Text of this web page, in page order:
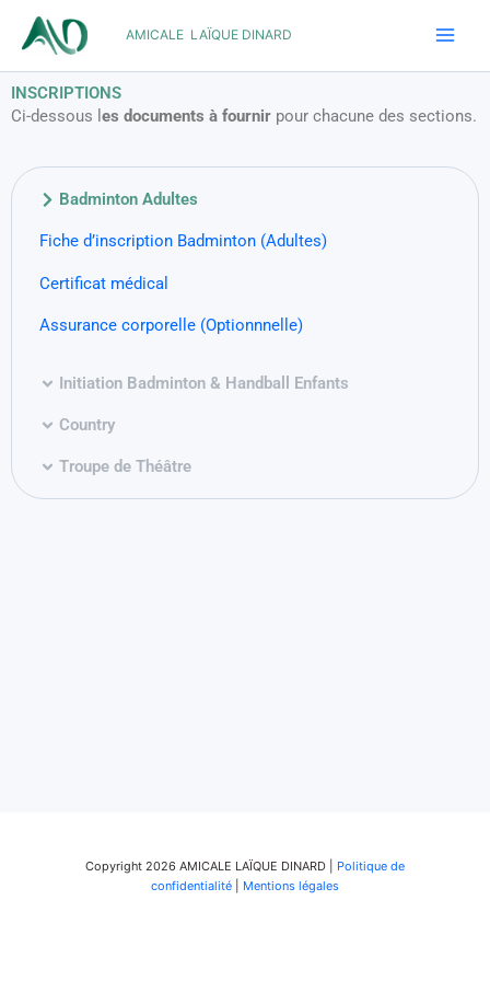
AMICALE LAÏQUE DINARD
INSCRIPTIONS
Ci-dessous l es documents à fournir pour chacune des sections.
Badminton Adultes
Fiche d’inscription Badminton (Adultes)
Certificat médical
Assurance corporelle (Optionnnelle)
Initiation Badminton & Handball Enfants
Country
Troupe de Théâtre
Copyright 2026 AMICALE LAÏQUE DINARD | Politique de
confidentialité
Mentions légales